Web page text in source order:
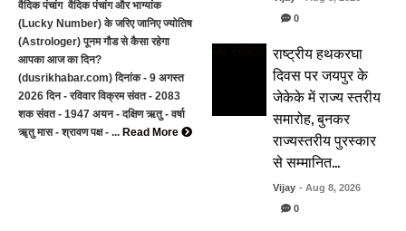
वैदिक पंचांग वैदिक पंचांग और भाग्यांक
(Lucky Number) के जरिए जानिए ज्योतिष
(Astrologer) पूनम गौड से कैसा रहेगा
आपका आज का दिन?
(dusrikhabar.com) दिनांक - 9 अगस्त
2026 दिन - रविवार विक्रम संवत - 2083
शक संवत - 1947 अयन - दक्षिण ऋतु - वर्षा
ॠतु मास - श्रावण पक्ष - ... Read More
0
राष्ट्रीय हथकरघा
दिवस पर जयपुर के
जेकेके में राज्य स्तरीय
समारोह, बुनकर
राज्यस्तरीय पुरस्कार
से सम्मानित…
Vijay - Aug 8, 2026
0